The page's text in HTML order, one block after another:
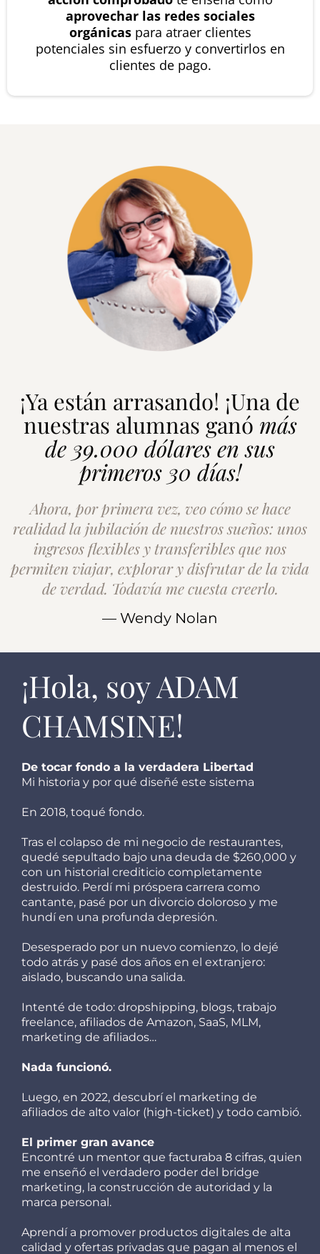
aprovechar las redes sociales
orgánicaspara atraer clientes
potenciales sin esfuerzo y convertirlos en
clientes de pago.
¡Ya están arrasando! ¡Una de
nuestras alumnas ganó más
de 39.000 dólares en sus
primeros 30 días!
Ahora, por primera vez, veo cómo se hace
realidad la jubilación de nuestros sueños: unos
ingresos flexibles y transferibles que nos
permiten viajar, explorar y disfrutar de la vida
de verdad. Todavía me cuesta creerlo.
— Wendy Nolan
¡Hola, soy ADAM
CHAMSINE!
De tocar fondo a la verdadera Libertad
Mi historia y por qué diseñé este sistema
En 2018, toqué fondo.
Tras el colapso de mi negocio de restaurantes,
quedé sepultado bajo una deuda de $260,000 y
con un historial crediticio completamente
destruido. Perdí mi próspera carrera como
cantante, pasé por un divorcio doloroso y me
hundí en una profunda depresión.
Desesperado por un nuevo comienzo, lo dejé
todo atrás y pasé dos años en el extranjero:
aislado, buscando una salida.
Intenté de todo: dropshipping, blogs, trabajo
freelance, afiliados de Amazon, SaaS, MLM,
marketing de afiliados…
Nada funcionó.
Luego, en 2022, descubrí el marketing de
afiliados de alto valor (high-ticket) y todo cambió.
El primer gran avance
Encontré un mentor que facturaba 8 cifras, quien
me enseñó el verdadero poder del bridge
marketing, la construcción de autoridad y la
marca personal.
Aprendí a promover productos digitales de alta
calidad y ofertas privadas que pagan al menos el